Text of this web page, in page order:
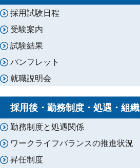
採用試験日程
受験案内
試験結果
パンフレット
就職説明会
採用後・勤務制度・処遇・組織
勤務制度と処遇関係
ワークライフバランスの推進状況
昇任制度